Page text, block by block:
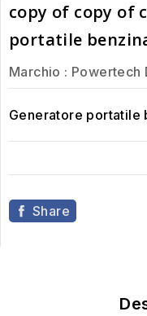
copy of copy of
portatile
Marchio : Powertech
Generatore portatile
Share